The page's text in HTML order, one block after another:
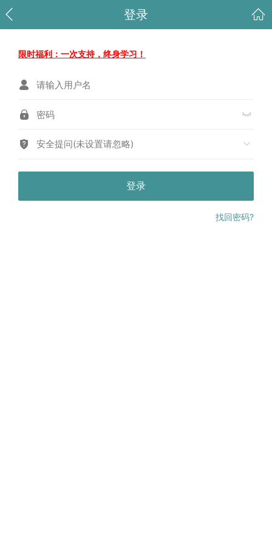
登录
限时福利：一次支持，终身学习！
安全提问(未设置请忽略)
登录
找回密码?